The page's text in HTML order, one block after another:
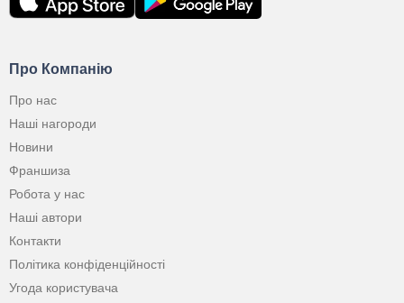
Про Компанію
Про нас
Наші нагороди
Новини
Франшиза
Робота у нас
Наші автори
Контакти
Політика конфіденційності
Угода користувача